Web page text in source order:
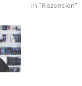
In "Rezension"